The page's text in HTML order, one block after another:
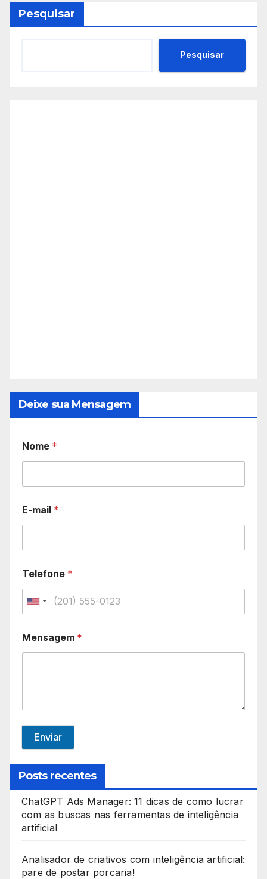
Pesquisar
Pesquisar
Deixe sua Mensagem
Nome *
E-mail *
Telefone *
U
i
S
a
t
s
+
Mensagem *
Enviar
Posts recentes
ChatGPT Ads Manager: 11 dicas de como lucrar
com as buscas nas ferramentas de inteligência
artificial
Analisador de criativos com inteligência artificial:
pare de postar porcaria!